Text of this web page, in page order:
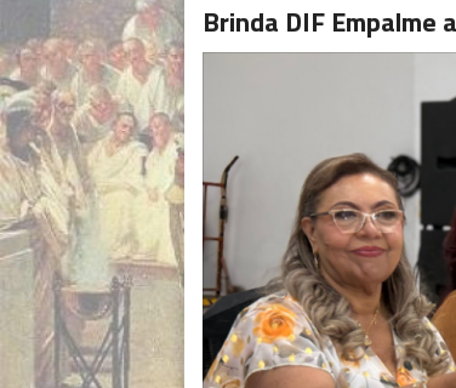
Brinda DIF